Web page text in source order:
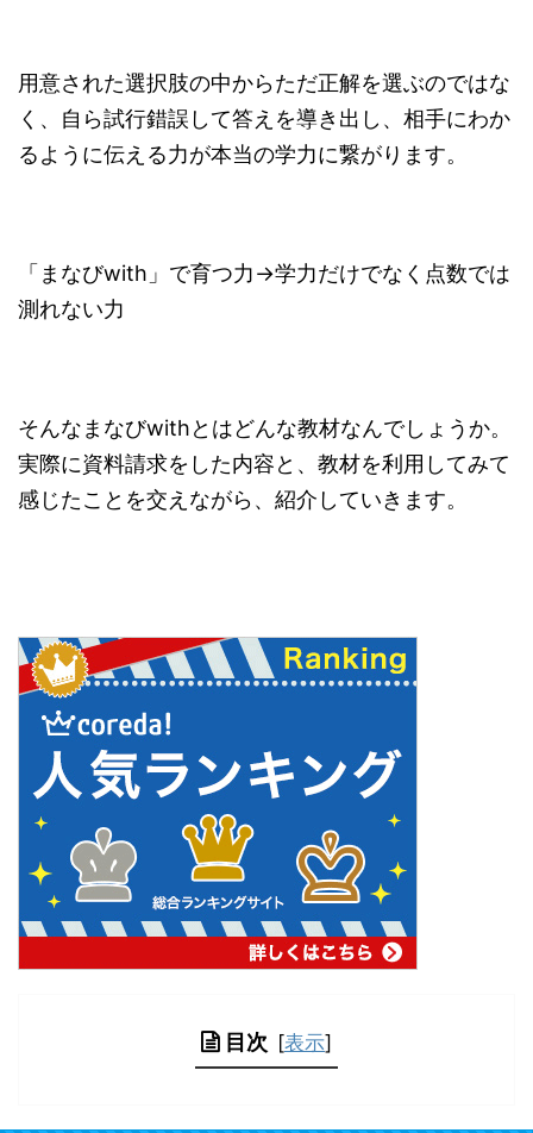
用意された選択肢の中からただ正解を選ぶのではな
く、自ら試行錯誤して答えを導き出し、相手にわか
るように伝える力が本当の学力に繋がります。
「まなびwith」で育つ力→学力だけでなく点数では
測れない力
そんなまなびwithとはどんな教材なんでしょうか。
実際に資料請求をした内容と、教材を利用してみて
感じたことを交えながら、紹介していきます。
目次 [表示]